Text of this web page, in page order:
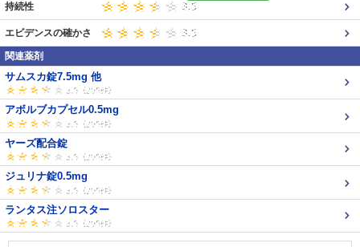
持続性
エビデンスの確かさ
関連薬剤
サムスカ錠7.5mg 他
アボルブカプセル0.5mg
ヤーズ配合錠
ジュリナ錠0.5mg
ランタス注ソロスター